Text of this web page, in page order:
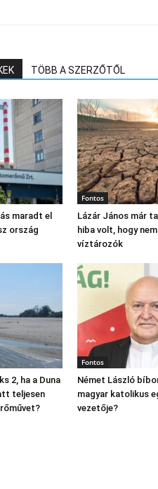
TÖBB A SZERZŐTŐL
maradt el
ország
Fontos
Lázár János már
hiba volt, hogy
víztározók
2, ha a Duna
teljesen
Fontos
Német László
magyar katolikus
vezetője?